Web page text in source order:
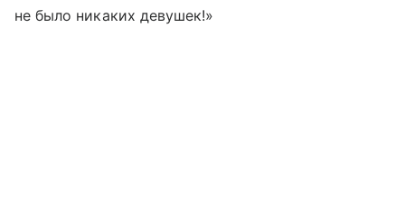
не было никаких девушек!»